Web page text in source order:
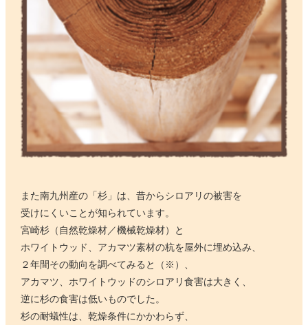
また南九州産の「杉」は、昔からシロアリの被害を
受けにくいことが知られています。
宮崎杉（自然乾燥材／機械乾燥材）と
ホワイトウッド、アカマツ素材の杭を屋外に埋め込み、
２年間その動向を調べてみると（※）、
アカマツ、ホワイトウッドのシロアリ食害は大きく、
逆に杉の食害は低いものでした。
杉の耐蟻性は、乾燥条件にかかわらず、